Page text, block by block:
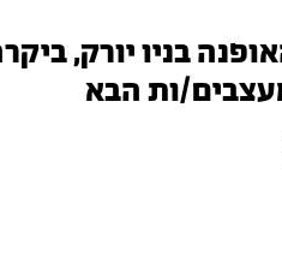
בניו יורק,
ות הבא